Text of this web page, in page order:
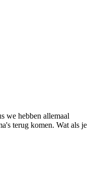
we hebben allemaal
terug komen. Wat als je